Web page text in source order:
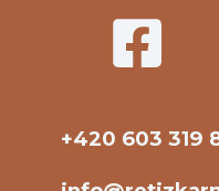
+420 603 319